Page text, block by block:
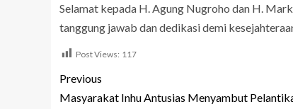
Selamat kepada H. Agung Nugroho dan H.
tanggung jawab dan dedikasi demi
Post Views: 117
Previous
Masyarakat Inhu Antusias Menyambut